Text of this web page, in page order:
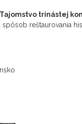
trinástej
spôsob reštaurovania